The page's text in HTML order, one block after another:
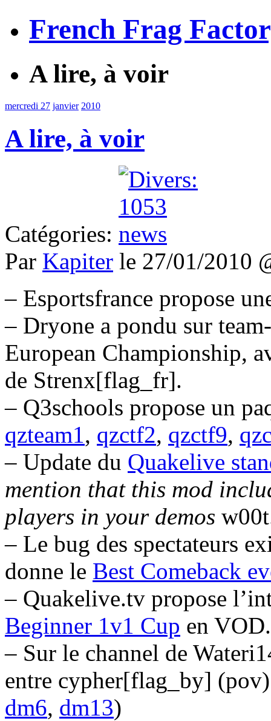
French Frag
A lire, à voir
mercredi 27 janvier 2010
A lire, à voir
Catégories:
Par Kapiter le 27/01/2010
– Esportsfrance propose
– Dryone a pondu sur
European Championship,
de Strenx[flag_fr].
– Q3schools propose un
qzteam1 , qzctf2, qzctf9,
– Update du Quakelive
mention that this mod
players in your demos
– Le bug des spectateurs
donne le Best Comeback
– Quakelive.tv propose
Beginner 1v1 Cup en VOD.
– Sur le channel de
entre cypher[flag_by]
dm6, dm13)